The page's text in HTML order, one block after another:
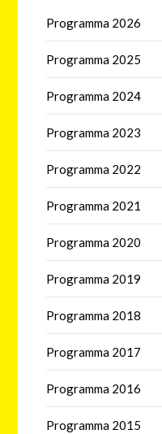
Programma 2026
Programma 2025
Programma 2024
Programma 2023
Programma 2022
Programma 2021
Programma 2020
Programma 2019
Programma 2018
Programma 2017
Programma 2016
Programma 2015